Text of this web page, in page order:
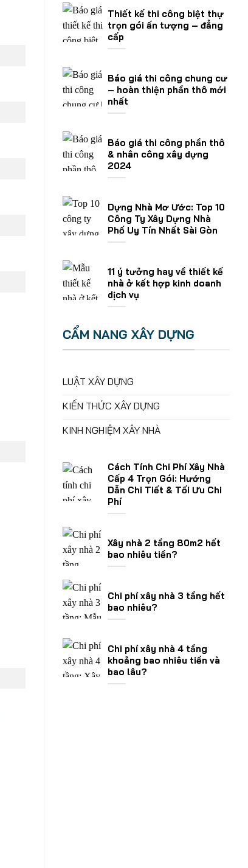
Thiết kế thi công biệt thự
trọn gói ấn tượng – đẳng
cấp
Báo giá thi công chung cư
– hoàn thiện phần thô mới
nhất
Báo giá thi công phần thô
& nhân công xây dựng
2024
Dựng Nhà Mơ Ước: Top 10
Công Ty Xây Dựng Nhà
Phố Uy Tín Nhất Sài Gòn
11 ý tưởng hay về thiết kế
nhà ở kết hợp kinh doanh
dịch vụ
CẨM NANG XÂY DỰNG
LUẬT XÂY DỰNG
KIẾN THỨC XÂY DỰNG
KINH NGHIỆM XÂY NHÀ
Cách Tính Chi Phí Xây Nhà
Cấp 4 Trọn Gói: Hướng
Dẫn Chi Tiết & Tối Ưu Chi
Phí
Xây nhà 2 tầng 80m2 hết
bao nhiêu tiền?
Chi phí xây nhà 3 tầng hết
bao nhiêu?
Chi phí xây nhà 4 tầng
khoảng bao nhiêu tiền và
bao lâu?